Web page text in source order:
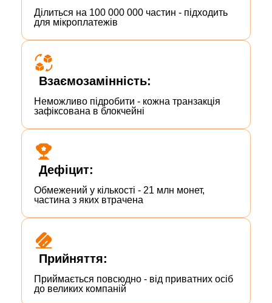
Ділиться на 100 000 000 частин - підходить
для мікроплатежів
Взаємозамінність:
Неможливо підробити - кожна транзакція
зафіксована в блокчейні
Дефіцит:
Обмежений у кількості - 21 млн монет,
частина з яких втрачена
Прийняття:
Приймається повсюдно - від приватних осіб
до великих компаній